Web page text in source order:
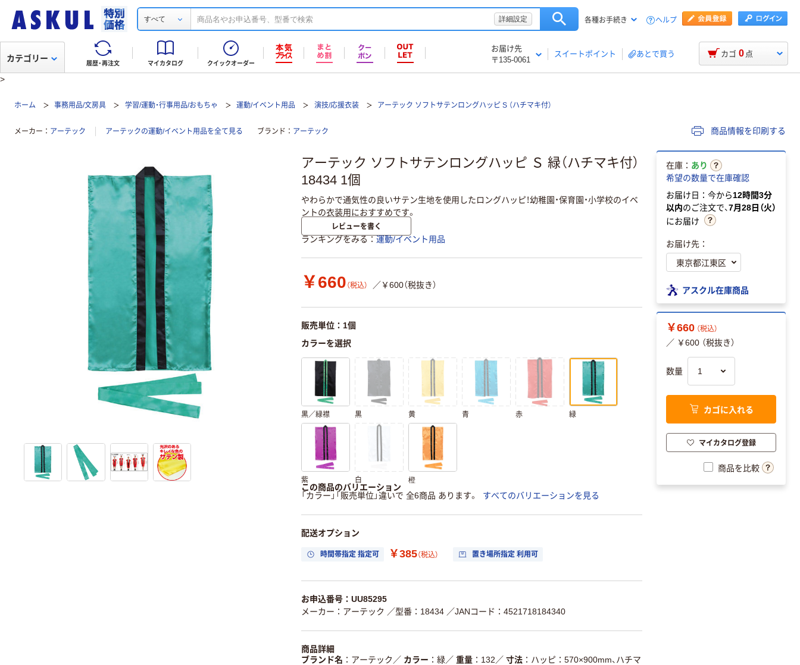
すべて 詳細設定 各種お手続き ヘルプ
履歴・再注文 マイカタログ クイックオーダー
お届け先
〒135-0061
スイートポイント あとで買う
カテゴリー カゴ 0 点
>
ホーム 事務用品/文房具 学習/運動・行事用品/おもちゃ 運動/イベント用品 演技/応援衣装 アーテック ソフトサテンロングハッピ S （ハチマキ付）
メーカー アーテック アーテックの運動/イベント用品を全て見る ブランド アーテック 商品情報を印刷する
アーテック ソフトサテンロングハッピ Ｓ 緑（ハチマキ付）
18434 1個
やわらかで通気性の良いサテン生地を使用したロングハッピ！幼稚園・保育園・小学校のイベ
ントの衣装用におすすめです。
レビューを書く
ランキングをみる 運動/イベント用品
￥660 （税込） ／￥600（税抜き）
販売単位：1個
カラーを選択
黒／緑襟 黒 黄 青 赤 緑
紫 白 橙
この商品のバリエーション
「カラー」「販売単位」違いで 全6商品 あります。
すべてのバリエーションを見る
配送オプション
時間帯指定 指定可 ￥385（税込） 置き場所指定 利用可
お申込番号：UU85295
メーカー：アーテック ／型番：18434 ／JANコード：4521718184340
商品詳細
ブランド名
アーテック ／ カラー 緑／ 重量 132 ／ 寸法
ハッピ：570×900mm、ハチマ
在庫： あり
希望の数量で在庫確認
お届け日：今から12時間3分
以内のご注文で、7月28日（火）
にお届け
お届け先：
アスクル在庫商品
￥660 （税込）
／ ￥600 （税抜き）
数量
カゴに入れる
マイカタログ登録
商品を比較